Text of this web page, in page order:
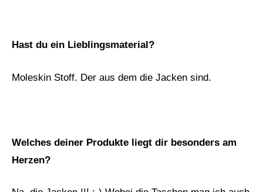
Hast du ein Lieblingsmaterial?
Moleskin Stoff. Der aus dem die Jacken sind.
Welches deiner Produkte liegt dir besonders am
Herzen?